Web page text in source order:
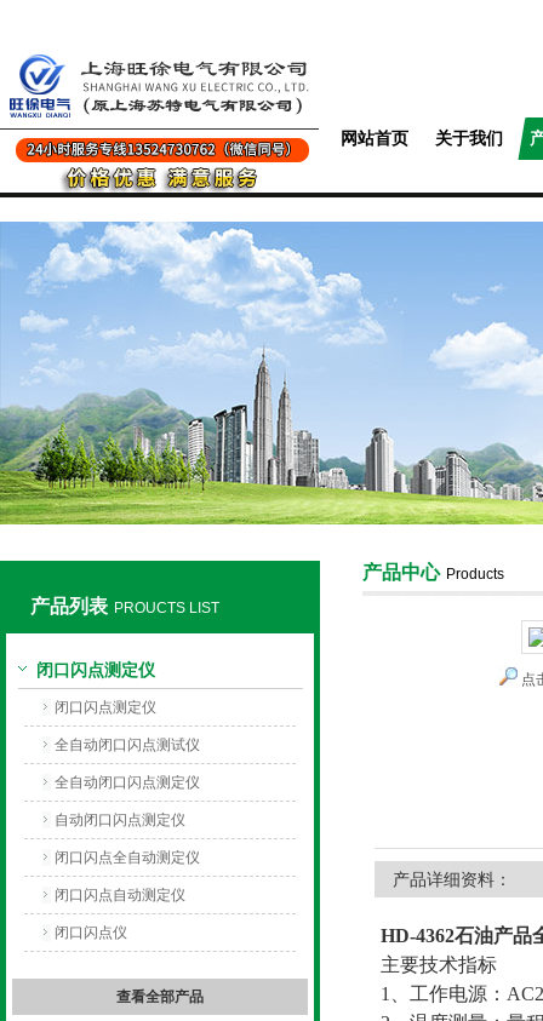
网站首页 关于我们
产品列表 PROUCTS LIST
闭口闪点测定仪
闭口闪点测定仪
全自动闭口闪点测试仪
全自动闭口闪点测定仪
自动闭口闪点测定仪
闭口闪点全自动测定仪
闭口闪点自动测定仪
闭口闪点仪
查看全部产品
产品中心 Products
点
产品详细资料：
HD-4362石油产品
主要技术指标
1、工作电源：